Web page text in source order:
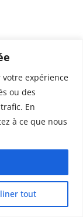
expérience
ou des
En
à ce que nous
tout